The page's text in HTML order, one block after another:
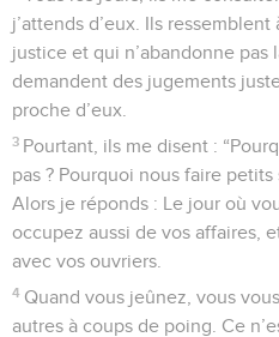
j’attends d’eux. Ils
justice et qui n’abandonne pas
demandent des jugements
proche d’eux.
3 Pourtant, ils me disent :
pas ? Pourquoi nous faire
Alors je réponds : Le jour où
occupez aussi de vos affaires,
avec vos ouvriers.
4 Quand vous jeûnez, vous
autres à coups de poing. Ce